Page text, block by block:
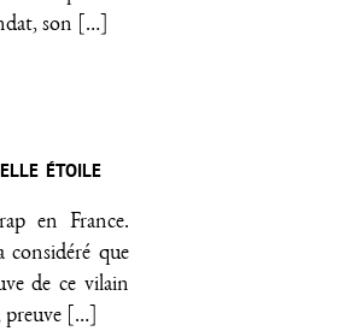
son
[…]
étoile
en France.
considéré que
de ce vilain
[…]